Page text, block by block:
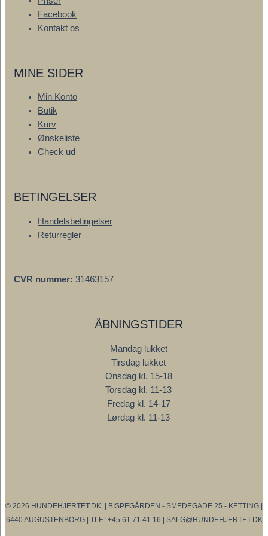
Facebook
Kontakt os
MINE SIDER
Min Konto
Butik
Kurv
Ønskeliste
Check ud
BETINGELSER
Handelsbetingelser
Returregler
CVR nummer: 31463157
ÅBNINGSTIDER
Mandag lukket
Tirsdag lukket
Onsdag kl. 15-18
Torsdag kl. 11-13
Fredag kl. 14-17
Lørdag kl. 11-13
© 2026 HUNDEHJERTET.DK | BISPEGÅRDEN - SMEDEGADE 25 - KETTING |
6440 AUGUSTENBORG | TLF.: +45 61 71 41 16 | SALG@HUNDEHJERTET.DK